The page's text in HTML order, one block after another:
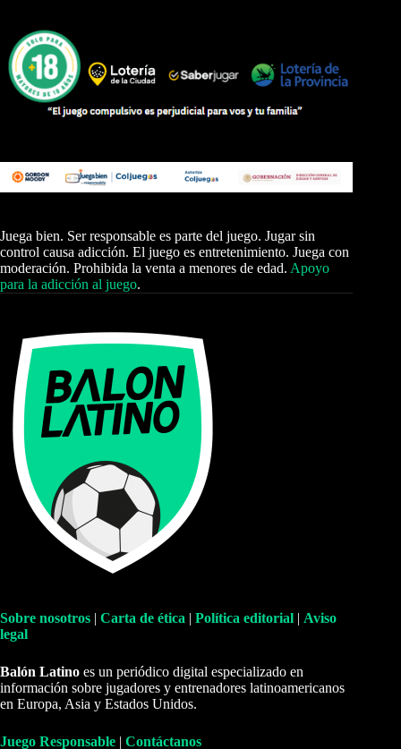
Juega bien. Ser responsable es parte del juego. Jugar sin
control causa adicción. El juego es entretenimiento. Juega con
moderación. Prohibida la venta a menores de edad. Apoyo
para la adicción al juego.
Sobre nosotros | Carta de ética | Política editorial | Aviso
legal
Balón Latino es un periódico digital especializado en
información sobre jugadores y entrenadores latinoamericanos
en Europa, Asia y Estados Unidos.
Juego Responsable | Contáctanos